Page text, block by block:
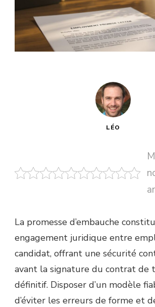
LÉO
La promesse d’embauche
engagement juridique entre
candidat, offrant une sécurité
avant la signature du contrat de
définitif. Disposer d’un modèle
d’éviter les erreurs de forme et